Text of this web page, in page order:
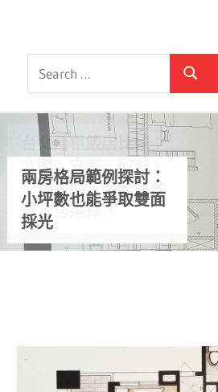
Search
台北月租飯店比較：
九閣、安盛、矽谷、
白金花園，誰是長住
最宜居選擇？
兩房格局範例探討：
小坪數也能爭取雙面
採光
在台灣買房地產最怕
遇到打戰 買黃金是最
好的保險
從銀髮宅設計角度看
從易用性觀點看住宅
第七波信用管制下 就
是年輕人首購族看房
的好機會
買房選擇格局時一定
要雙面採光的迷思
少子化會讓房價下跌
嗎？都市供給量仍然
少